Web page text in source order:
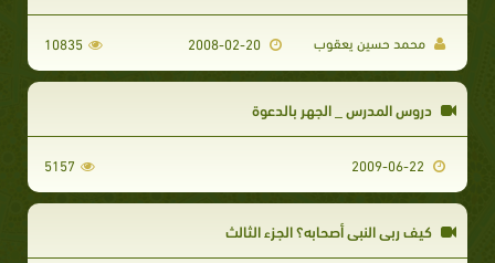
محمد حسين يعقوب 10835
دروس المدرس _ الجهر بالدعوة
5157
كيف ربي النبي أصحابه؟ الجزء الثالث